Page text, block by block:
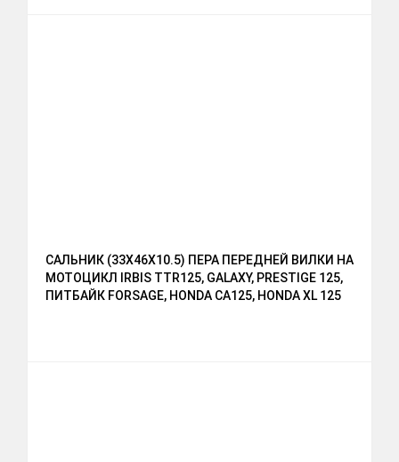
САЛЬНИК (33Х46Х10.5) ПЕРА ПЕРЕДНЕЙ ВИЛКИ НА
МОТОЦИКЛ IRBIS TTR125, GALAXY, PRESTIGE 125,
ПИТБАЙК FORSAGE, HONDA CA125, HONDA XL 125